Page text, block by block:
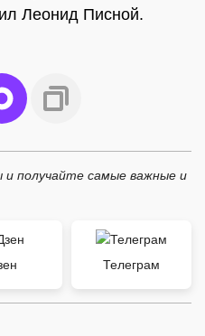
Леонид Писной.
получайте самые важные и
Телеграм